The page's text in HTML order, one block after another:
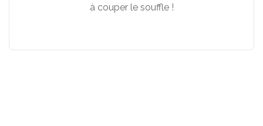
à couper le souffle !